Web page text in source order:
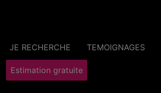
JE RECHERCHE TEMOIGNAGES
Estimation gratuite